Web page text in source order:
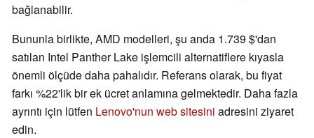
bağlanabilir.
Bununla birlikte, AMD modelleri, şu anda 1.739 $'dan
satılan Intel Panther Lake işlemcili alternatiflere kıyasla
önemli ölçüde daha pahalıdır. Referans olarak, bu fiyat
farkı %22'lik bir ek ücret anlamına gelmektedir. Daha fazla
ayrıntı için lütfen Lenovo'nun web sitesini adresini ziyaret
edin.